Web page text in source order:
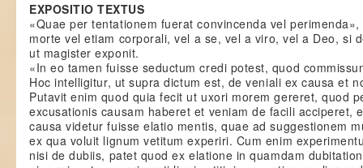
EXPOSITIO TEXTUS
«Quae per tentationem fuerat convincenda vel
morte vel etiam corporali, vel a se, vel a viro, vel a Deo, si
ut magister exponit.
«In eo tamen fuisse seductum credi potest, quod
Hoc intelligitur, ut supra dictum est, de veniali ex causa et
Putavit enim quod quia fecit ut uxori morem gereret, quod
excusationis causam haberet et veniam de facili acciperet,
causa videtur fuisse elatio mentis, quae ad suggestionem
ex qua voluit lignum vetitum experiri. Cum enim
nisi de dubiis, patet quod ex elatione in quamdam